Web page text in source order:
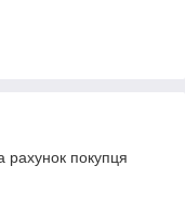
рахунок покупця